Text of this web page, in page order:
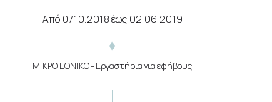
Από 07.10.2018 έως 02.06.2019
ΜΙΚΡΟ ΕΘΝΙΚΟ- Εργαστήρια για εφήβους